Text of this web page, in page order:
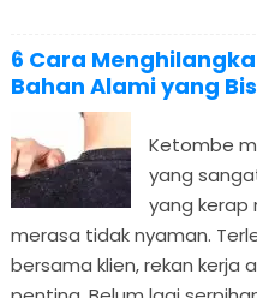
6 Cara
Bahan Alami yang
Ketombe
yang
yang kerap
merasa tidak nyaman.
bersama klien, rekan